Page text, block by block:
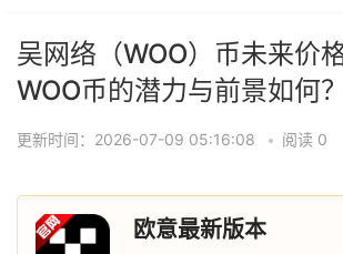
吴网络（WOO）币未来价
WOO币的潜力与前景如何？
更新时间：2026-07-09 05:16:08 • 阅读 0
欧意最新版本